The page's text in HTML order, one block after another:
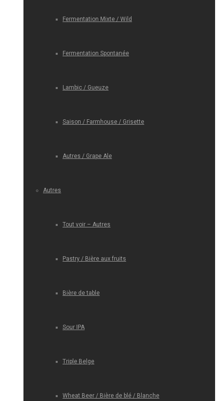
Fermentation Mixte / Wild
Fermentation Spontanée
Lambic / Gueuze
Saison / Farmhouse / Grisette
Autres / Grape Ale
Autres
Tout voir – Autres
Pastry / Bière aux fruits
Bière de table
Sour IPA
Triple Belge
Wheat Beer / Bière de blé / Blanche